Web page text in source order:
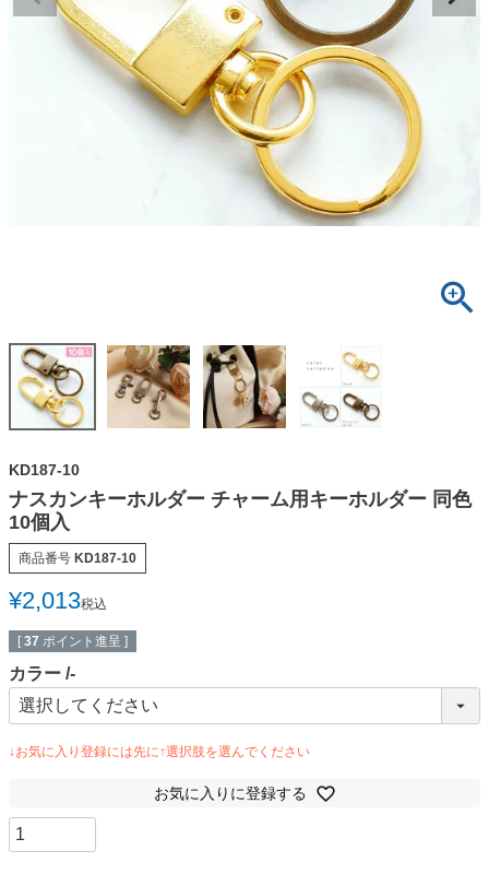
KD187-10
ナスカンキーホルダー チャーム用キーホルダー 同色
10個入
商品番号 KD187-10
¥2,013税込
[ 37 ポイント進呈 ]
カラー -
お気に入りに登録する